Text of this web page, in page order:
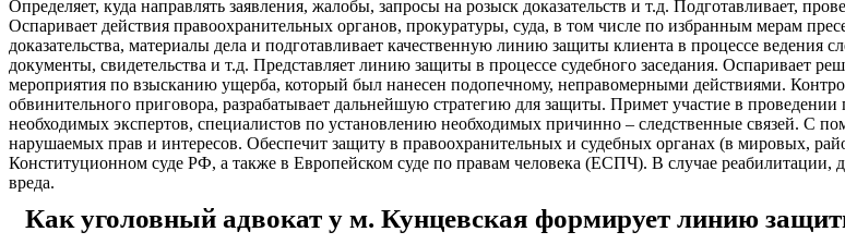
Определяет, куда направлять заявления, жалобы, запросы на розыск доказательств и т.д. Подготавливает,
Оспаривает действия правоохранительных органов, прокуратуры, суда, в том числе по избранным мерам
доказательства, материалы дела и подготавливает качественную линию защиты клиента в процессе ведения
документы, свидетельства и т.д. Представляет линию защиты в процессе судебного заседания. Оспаривает
мероприятия по взысканию ущерба, который был нанесен подопечному, неправомерными действиями.
обвинительного приговора, разрабатывает дальнейшую стратегию для защиты. Примет участие в
необходимых экспертов, специалистов по установлению необходимых причинно – следственные связей. С
нарушаемых прав и интересов. Обеспечит защиту в правоохранительных и судебных органах (в мировых,
Конституционном суде РФ, а также в Европейском суде по правам человека (ЕСПЧ). В случае реабилитации,
вреда.
Как уголовный адвокат у м. Кунцевская формирует линию